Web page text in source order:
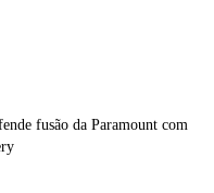
fusão da Paramount com